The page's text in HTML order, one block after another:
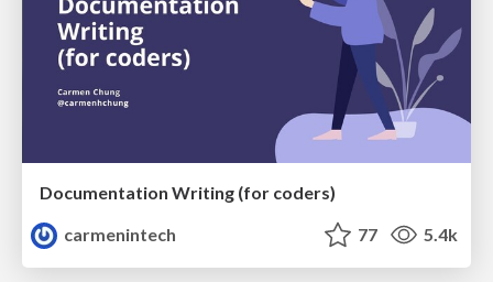
Documentation Writing (for coders)
carmenintech
77 5.4k